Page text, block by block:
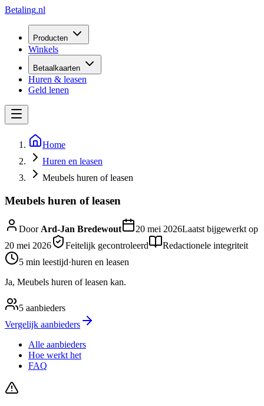
Betaling.nl
Producten
Winkels
Betaalkaarten
Huren & leasen
Geld lenen
Home
Huren en leasen
Meubels huren of leasen
Meubels huren of leasen
DoorArd-Jan Bredewout 20 mei 2026Laatst bijgewerkt op
20 mei 2026
Feitelijk gecontroleerd
Redactionele integriteit
5 min leestijd·huren en leasen
Ja, Meubels huren of leasen kan.
5 aanbieders
Vergelijk aanbieders
Alle aanbieders
Hoe werkt het
FAQ